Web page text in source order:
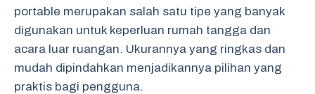
portable merupakan salah satu tipe yang banyak
digunakan untuk keperluan rumah tangga dan
acara luar ruangan. Ukurannya yang ringkas dan
mudah dipindahkan menjadikannya pilihan yang
praktis bagi pengguna.